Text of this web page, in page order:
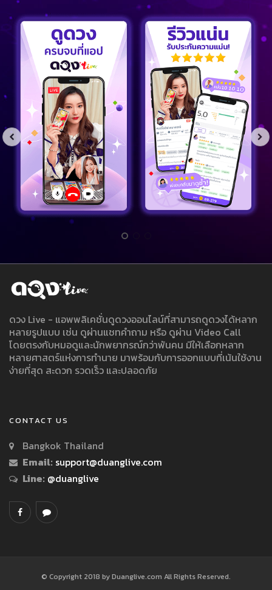
ดวง Live - แอพพลิเคชั่นดูดวงออนไลน์ที่สามารถดูดวงได้หลาก
หลายรูปแบบ เช่น ดูผ่านแชทคำถาม หรือ ดูผ่าน Video Call
โดยตรงกับหมอดูและนักพยากรณ์กว่าพันคน มีให้เลือกหลาก
หลายศาสตร์แห่งการทำนาย มาพร้อมกับการออกแบบที่เน้นใช้งาน
ง่ายที่สุด สะดวก รวดเร็ว และปลอดภัย
CONTACT US
Bangkok Thailand
Email: support@duanglive.com
Line: @duanglive
© Copyright 2018 by Duanglive.com All Rights Reserved.